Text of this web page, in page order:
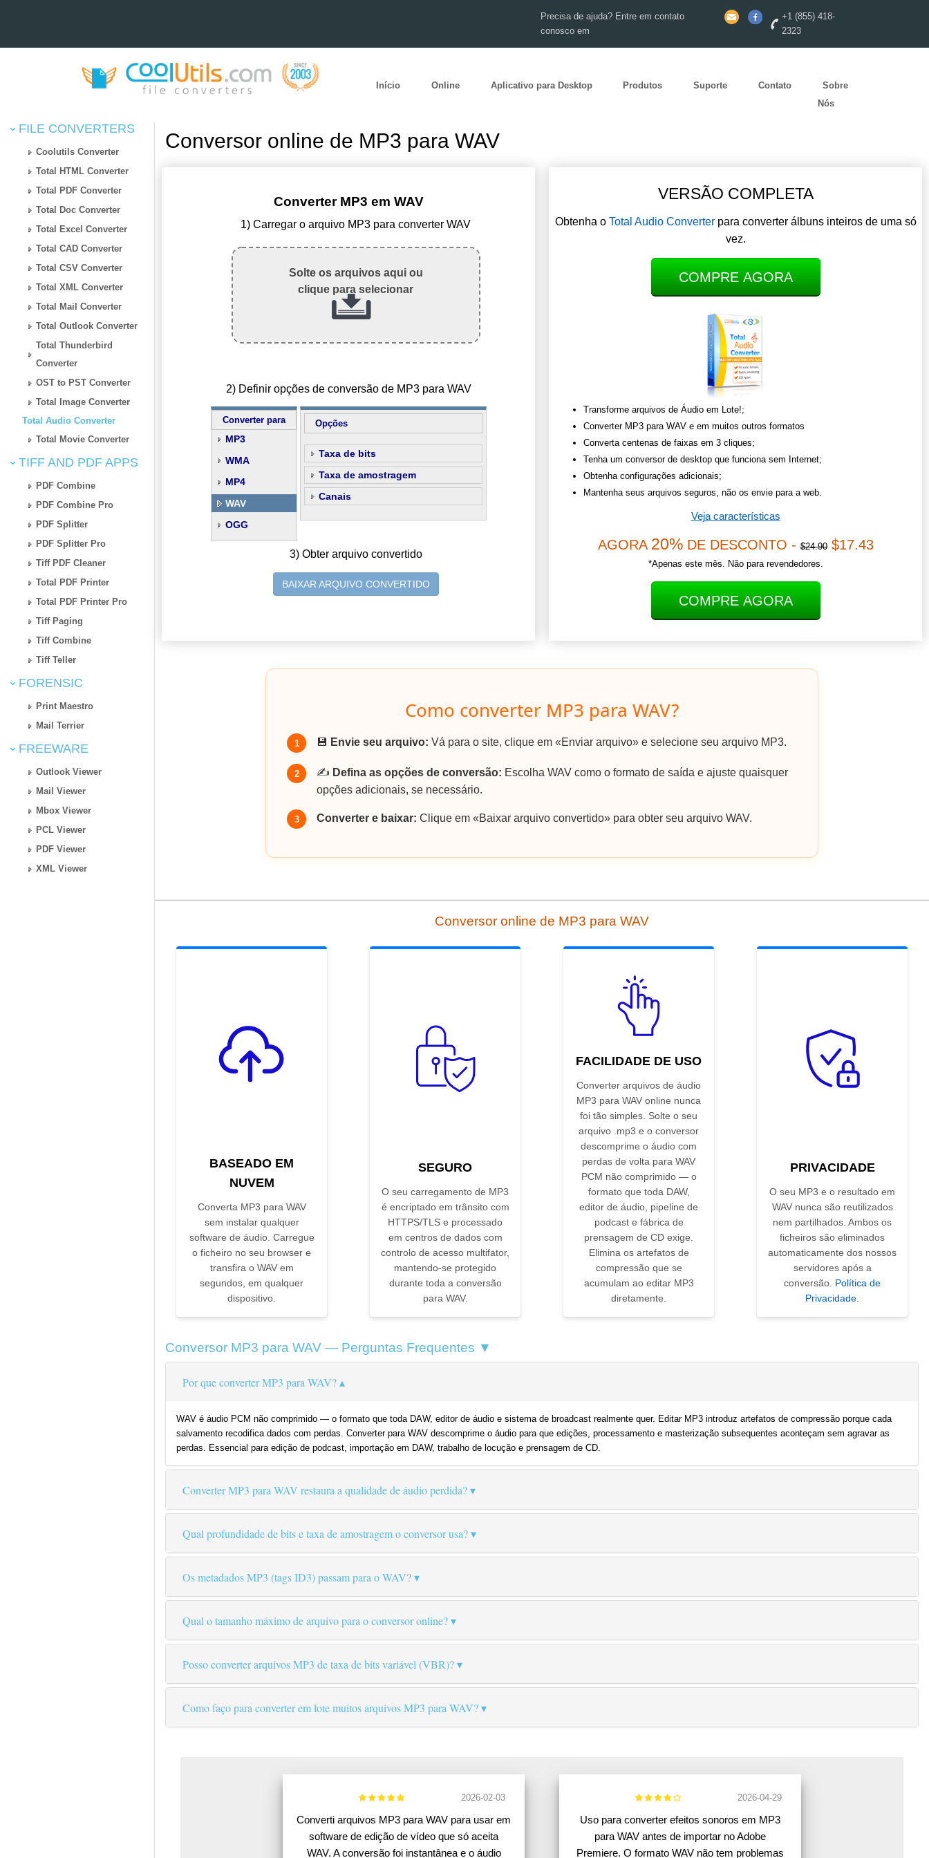
Precisa de ajuda? Entre em contato
conosco em
+1 (855) 418-
2323
Início Online Aplicativo para Desktop Produtos Suporte Contato
Sobre
Nós
FILE CONVERTERS
Coolutils Converter
Total HTML Converter
Total PDF Converter
Total Doc Converter
Total Excel Converter
Total CAD Converter
Total CSV Converter
Total XML Converter
Total Mail Converter
Total Outlook Converter
Total Thunderbird
Converter
OST to PST Converter
Total Image Converter
Total Audio Converter
Total Movie Converter
TIFF AND PDF APPS
PDF Combine
PDF Combine Pro
PDF Splitter
PDF Splitter Pro
Tiff PDF Cleaner
Total PDF Printer
Total PDF Printer Pro
Tiff Paging
Tiff Combine
Tiff Teller
FORENSIC
Print Maestro
Mail Terrier
FREEWARE
Outlook Viewer
Mail Viewer
Mbox Viewer
PCL Viewer
PDF Viewer
XML Viewer
Conversor online de MP3 para WAV
Converter MP3 em WAV
1) Carregar o arquivo MP3 para converter WAV
Solte os arquivos aqui ou
clique para selecionar
2) Definir opções de conversão de MP3 para WAV
Converter para
MP3
WMA
MP4
WAV
OGG
Opções
Taxa de bits
Taxa de amostragem
Canais
3) Obter arquivo convertido
BAIXAR ARQUIVO CONVERTIDO
VERSÃO COMPLETA
Obtenha o Total Audio Converterpara converter álbuns inteiros de uma só
vez.
COMPRE AGORA
Transforme arquivos de Áudio em Lote!;
Converter MP3 para WAV e em muitos outros formatos
Converta centenas de faixas em 3 cliques;
Tenha um conversor de desktop que funciona sem Internet;
Obtenha configurações adicionais;
Mantenha seus arquivos seguros, não os envie para a web.
Veja características
AGORA 20%DE DESCONTO -$24.90$17.43
*Apenas este mês. Não para revendedores.
COMPRE AGORA
Como converter MP3 para WAV?
1 💾 Envie seu arquivo: Vá para o site, clique em «Enviar arquivo» e selecione seu arquivo MP3.
2 ✍️ Defina as opções de conversão: Escolha WAV como o formato de saída e ajuste quaisquer
opções adicionais, se necessário.
3 Converter e baixar: Clique em «Baixar arquivo convertido» para obter seu arquivo WAV.
Conversor online de MP3 para WAV
BASEADO EM
NUVEM
Converta MP3 para WAV
sem instalar qualquer
software de áudio. Carregue
o ficheiro no seu browser e
transfira o WAV em
segundos, em qualquer
dispositivo.
SEGURO
O seu carregamento de MP3
é encriptado em trânsito com
HTTPS/TLS e processado
em centros de dados com
controlo de acesso multifator,
mantendo-se protegido
durante toda a conversão
para WAV.
FACILIDADE DE USO
Converter arquivos de áudio
MP3 para WAV online nunca
foi tão simples. Solte o seu
arquivo .mp3 e o conversor
descomprime o áudio com
perdas de volta para WAV
PCM não comprimido — o
formato que toda DAW,
editor de áudio, pipeline de
podcast e fábrica de
prensagem de CD exige.
Elimina os artefatos de
compressão que se
acumulam ao editar MP3
diretamente.
PRIVACIDADE
O seu MP3 e o resultado em
WAV nunca são reutilizados
nem partilhados. Ambos os
ficheiros são eliminados
automaticamente dos nossos
servidores após a
conversão. Política de
Privacidade.
Conversor MP3 para WAV — Perguntas Frequentes ▼
Por que converter MP3 para WAV?
WAV é áudio PCM não comprimido — o formato que toda DAW, editor de áudio e sistema de broadcast realmente quer. Editar MP3 introduz artefatos de compressão porque cada
salvamento recodifica dados com perdas. Converter para WAV descomprime o áudio para que edições, processamento e masterização subsequentes aconteçam sem agravar as
perdas. Essencial para edição de podcast, importação em DAW, trabalho de locução e prensagem de CD.
Converter MP3 para WAV restaura a qualidade de áudio perdida?
Qual profundidade de bits e taxa de amostragem o conversor usa?
Os metadados MP3 (tags ID3) passam para o WAV?
Qual o tamanho máximo de arquivo para o conversor online?
Posso converter arquivos MP3 de taxa de bits variável (VBR)?
Como faço para converter em lote muitos arquivos MP3 para WAV?
2026-02-03
Converti arquivos MP3 para WAV para usar em
software de edição de vídeo que só aceita
WAV. A conversão foi instantânea e o áudio
2026-04-29
Uso para converter efeitos sonoros em MP3
para WAV antes de importar no Adobe
Premiere. O formato WAV não tem problemas